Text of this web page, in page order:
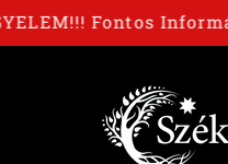
Fontos